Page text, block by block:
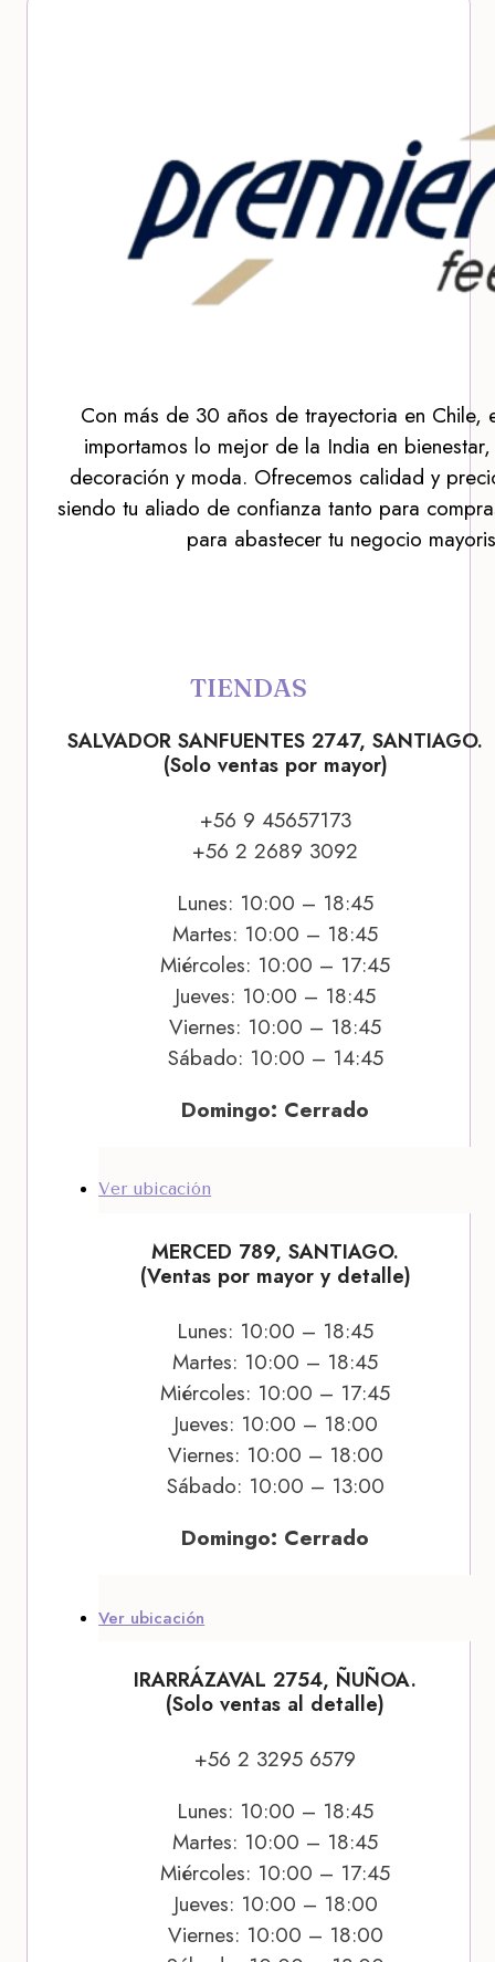
Con más de 30 años de trayectoria en Chile,
importamos lo mejor de la India en
decoración y moda. Ofrecemos calidad y
siendo tu aliado de confianza tanto para
para abastecer tu negocio
TIENDAS
SALVADOR SANFUENTES 2747, SANTIAGO.
(Solo ventas por mayor)
+56 9 45657173
+56 2 2689 3092
Lunes: 10:00 – 18:45
Martes: 10:00 – 18:45
Miércoles: 10:00 – 17:45
Jueves: 10:00 – 18:45
Viernes: 10:00 – 18:45
Sábado: 10:00 – 14:45
Domingo: Cerrado
Ver ubicación
MERCED 789, SANTIAGO.
(Ventas por mayor y detalle)
Lunes: 10:00 – 18:45
Martes: 10:00 – 18:45
Miércoles: 10:00 – 17:45
Jueves: 10:00 – 18:00
Viernes: 10:00 – 18:00
Sábado: 10:00 – 13:00
Domingo: Cerrado
Ver ubicación
IRARRÁZAVAL 2754, ÑUÑOA.
(Solo ventas al detalle)
+56 2 3295 6579
Lunes: 10:00 – 18:45
Martes: 10:00 – 18:45
Miércoles: 10:00 – 17:45
Jueves: 10:00 – 18:00
Viernes: 10:00 – 18:00